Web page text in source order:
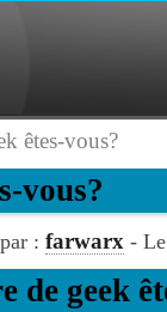
êtes-vous?
vous?
: farwarx- Le
de geek